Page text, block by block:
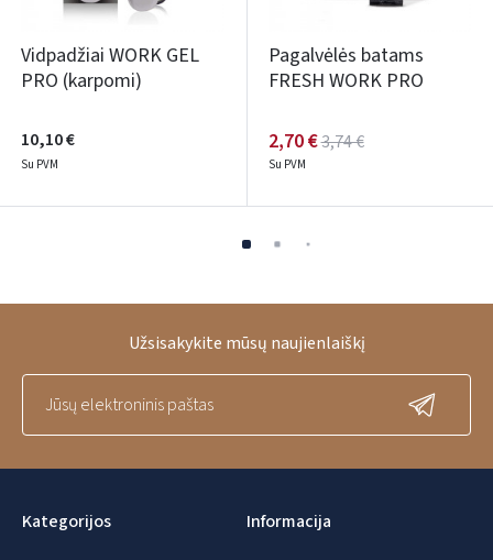
Vidpadžiai WORK GEL
PRO (karpomi)
10,10 €
Su PVM
Pagalvėlės batams
FRESH WORK PRO
2,70 €3,74 €
Su PVM
Kategorijos Informacija
Užsisakykite mūsų naujienlaiškį